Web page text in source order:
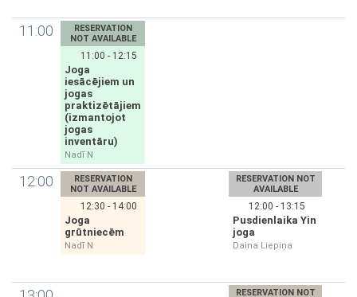
11:00
RESERVATION
NOT AVAILABLE
11:00 - 12:15
Joga
iesācējiem un
jogas
praktizētājiem
(izmantojot
jogas
inventāru)
Nadī N
12:00
RESERVATION
NOT AVAILABLE
12:30 - 14:00
Joga
grūtniecēm
Nadī N
RESERVATION NOT
AVAILABLE
12:00 - 13:15
Pusdienlaika Yin
joga
Daina Liepiņa
RESERVATION NOT